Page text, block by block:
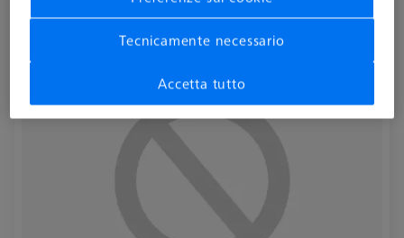
626001-0230-020
Tecnicamente necessario
Accetta tutto